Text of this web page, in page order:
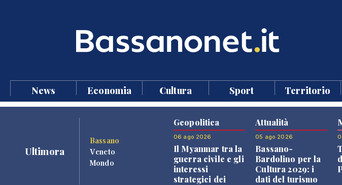
News Economia Cultura Sport Territorio
Ultimora
Bassano
Veneto
Mondo
Geopolitica
06 ago 2026
Il Myanmar tra la
guerra civile e gli
interessi
strategici dei
Attualità
05 ago 2026
Bassano-
Bardolino per la
Cultura 2029: i
dati del turismo